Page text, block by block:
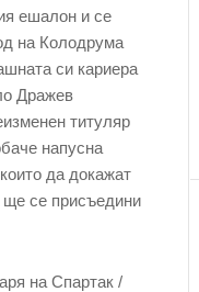
ешалон и се
на Колодрума
си кариера
Дражев
титуляр
напусна
да докажат
ще се присъедини
на Спартак /